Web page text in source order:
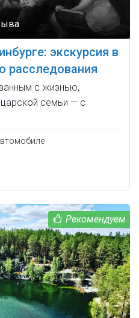
экскурсия в
расследования
с жизнью,
семьи — с